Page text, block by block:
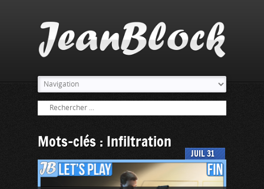
Mots-clés : Infiltration
31
JUIL